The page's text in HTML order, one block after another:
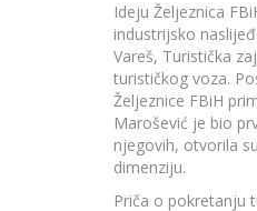
Ideju Željeznica
industrijsko
Vareš, Turistička
turističkog voza.
Željeznice FBiH
Marošević je bio
njegovih, otvorila
dimenziju.
Priča o pokretanju